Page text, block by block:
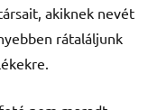
akiknek nevét
rátaláljunk